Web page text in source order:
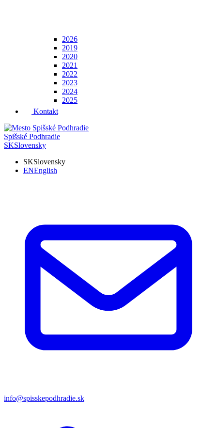
2026
2019
2020
2021
2022
2023
2024
2025
Kontakt
Spišské Podhradie
SKSlovensky
SKSlovensky
ENEnglish
info@spisskepodhradie.sk